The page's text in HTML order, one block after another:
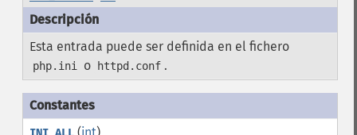
Esta entrada puede ser definida en el fichero
php.ini o httpd.conf .